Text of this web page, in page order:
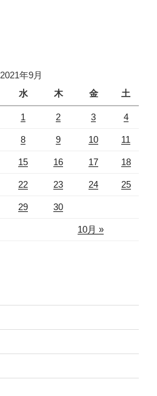
2021年9月
水 木 金 土
10月 »
1 2 3 4
8 9 10 11
15 16 17 18
22 23 24 25
29 30